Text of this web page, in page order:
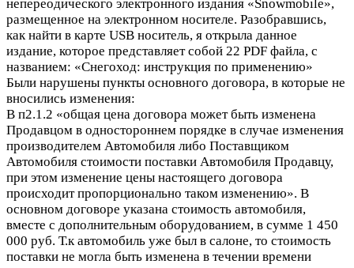
непереодического электронного издания «Snowmobile»,
размещенное на электронном носителе. Разобравшись,
как найти в карте USB носитель, я открыла данное
издание, которое представляет собой 22 PDF файла, с
названием: «Снегоход: инструкция по применению»
Были нарушены пункты основного договора, в которые не
вносились изменения:
В п2.1.2 «общая цена договора может быть изменена
Продавцом в одностороннем порядке в случае изменения
производителем Автомобиля либо Поставщиком
Автомобиля стоимости поставки Автомобиля Продавцу,
при этом изменение цены настоящего договора
происходит пропорционально таком изменению». В
основном договоре указана стоимость автомобиля,
вместе с дополнительным оборудованием, в сумме 1 450
000 руб. Т.к автомобиль уже был в салоне, то стоимость
поставки не могла быть изменена в течении времени